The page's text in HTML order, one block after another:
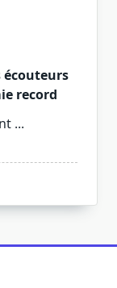
écouteurs
record
...